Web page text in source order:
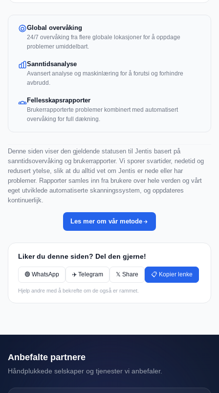
Global overvåking
24/7 overvåking fra flere globale lokasjoner for å oppdage
problemer umiddelbart.
Sanntidsanalyse
Avansert analyse og maskinlæring for å forutsi og forhindre
avbrudd.
Fellesskapsrapporter
Brukerrapporterte problemer kombinert med automatisert
overvåking for full dækning.
Denne siden viser den gjeldende statusen til Jentis basert på
sanntidsovervåking og brukerrapporter. Vi sporer svartider, nedetid og
redusert ytelse, slik at du alltid vet om Jentis er nede eller har
problemer. Rapporter samles inn fra brukere over hele verden og vårt
eget utviklede automatiserte skanningssystem, og oppdateres
kontinuerlijk.
Les mer om vår metode
Liker du denne siden? Del den gjerne!
🟢 WhatsApp ✈️ Telegram 𝕏 Share 📋 Kopier lenke
Hjelp andre med å bekrefte om de også er rammet.
Anbefalte partnere
Håndplukkede selskaper og tjenester vi anbefaler.